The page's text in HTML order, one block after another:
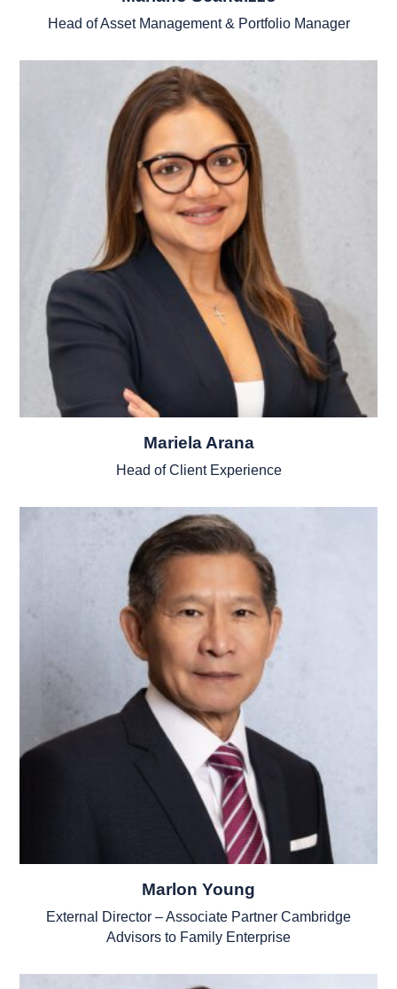
Head of Asset Management & Portfolio Manager
Mariela Arana
Head of Client Experience
Marlon Young
External Director – Associate Partner Cambridge
Advisors to Family Enterprise